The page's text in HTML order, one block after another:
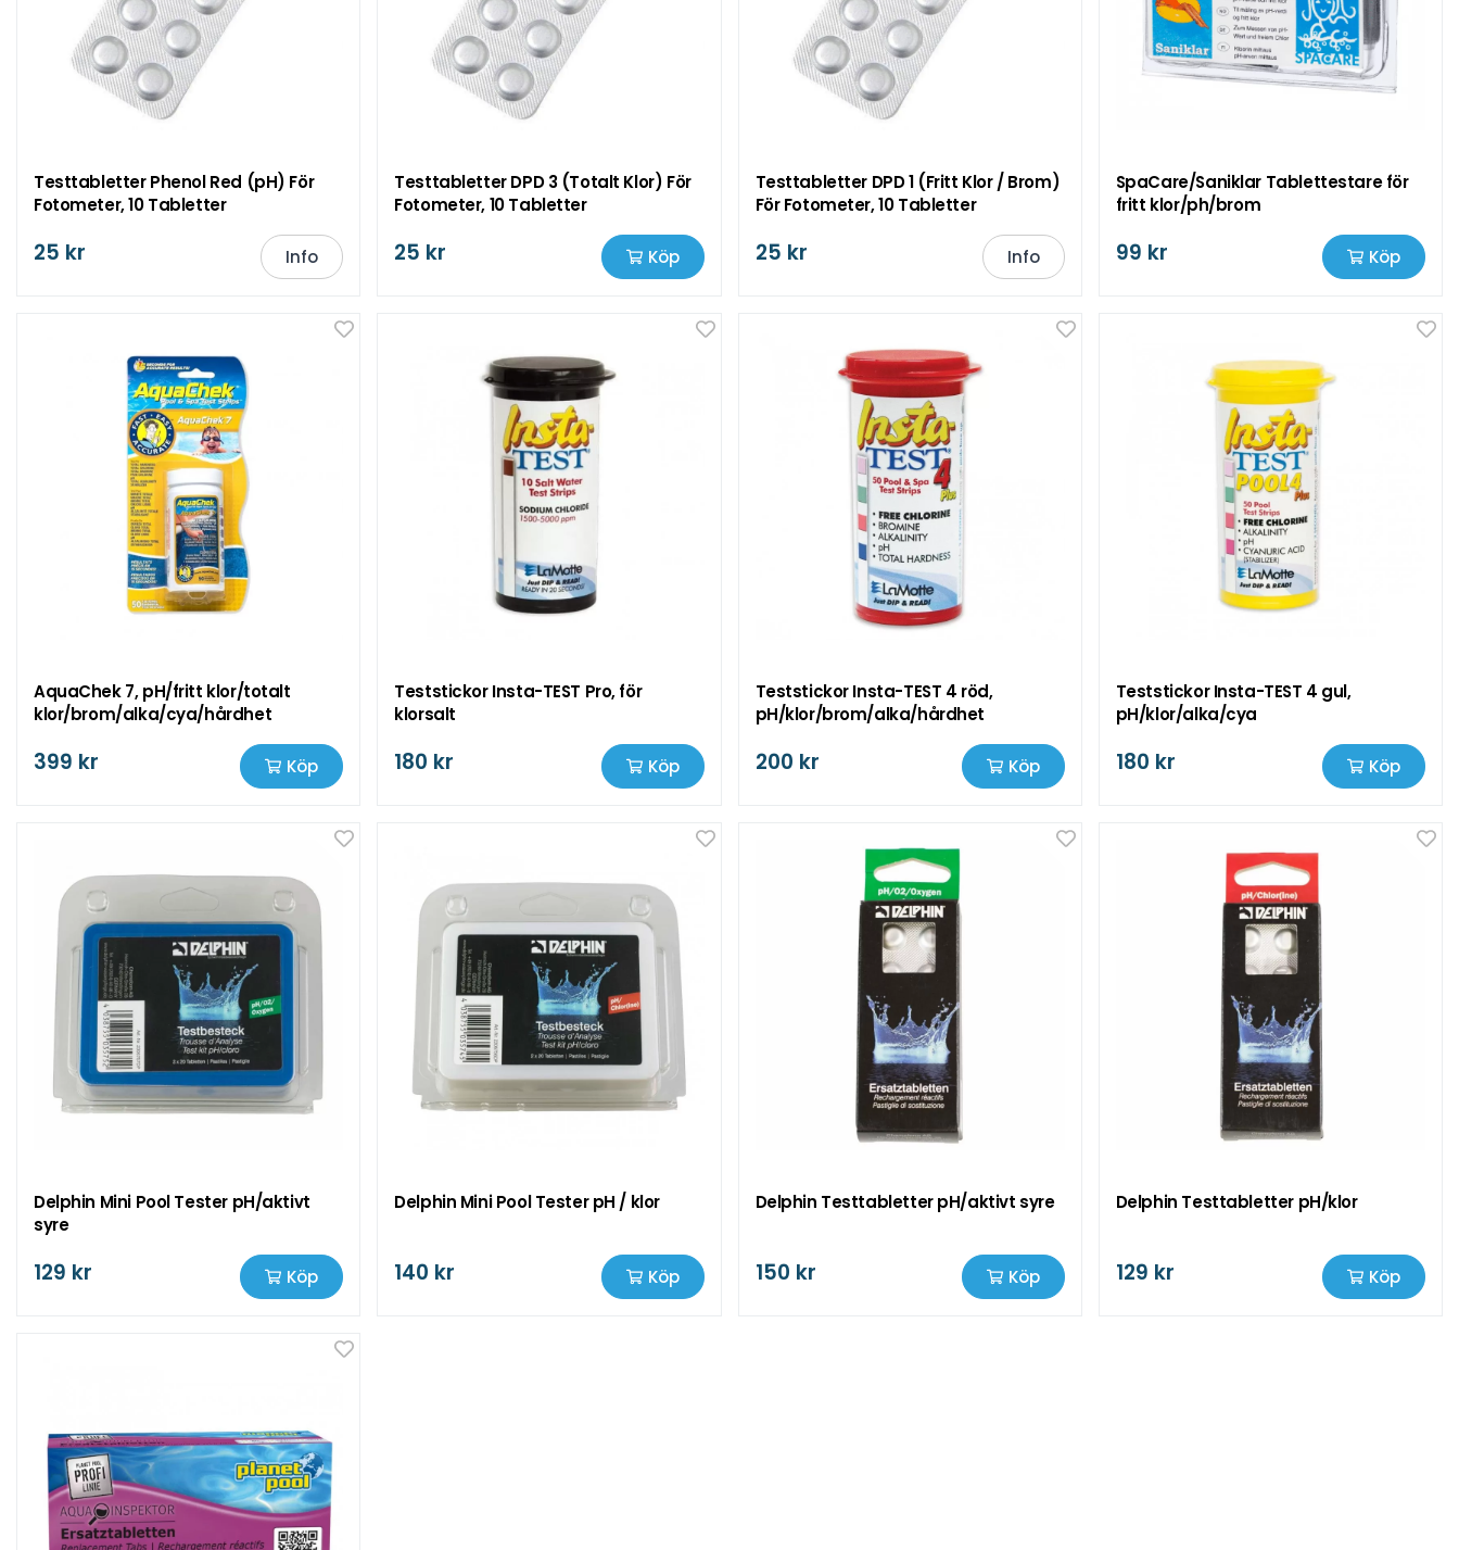
Testtabletter Phenol Red (pH) För
Fotometer, 10 Tabletter
25 kr Info
Testtabletter DPD 3 (Totalt Klor) För
Fotometer, 10 Tabletter
25 kr Köp
Testtabletter DPD 1 (Fritt Klor / Brom)
För Fotometer, 10 Tabletter
25 kr Info
SpaCare/Saniklar Tablettestare för
fritt klor/ph/brom
99 kr Köp
AquaChek 7, pH/fritt klor/totalt
klor/brom/alka/cya/hårdhet
399 kr Köp
Teststickor Insta-TEST Pro, för
klorsalt
180 kr Köp
Teststickor Insta-TEST 4 röd,
pH/klor/brom/alka/hårdhet
200 kr Köp
Teststickor Insta-TEST 4 gul,
pH/klor/alka/cya
180 kr Köp
Delphin Mini Pool Tester pH/aktivt
syre
129 kr Köp
Delphin Mini Pool Tester pH / klor
140 kr Köp
Delphin Testtabletter pH/aktivt syre
150 kr Köp
Delphin Testtabletter pH/klor
129 kr Köp